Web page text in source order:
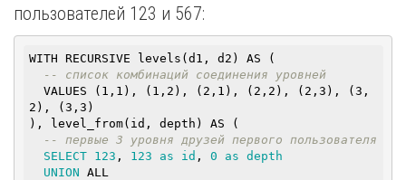
пользователей 123 и 567:
WITH RECURSIVE levels(d1, d2) AS (
-- список комбинаций соединения уровней
2), (3,3)
), level_from(id, depth) AS (
-- первые 3 уровня друзей первого пользователя
SELECT 123 , 123 as id , 0 as depth
UNION ALL